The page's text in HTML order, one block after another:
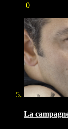
0
La